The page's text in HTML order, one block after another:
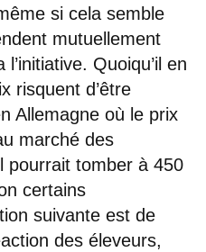
si cela semble
mutuellement
Quoiqu’il en
risquent d’être
Allemagne où le prix
marché des
pourrait tomber à 450
certains
suivante est de
des éleveurs,